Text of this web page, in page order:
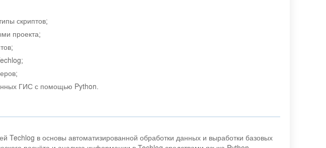
скриптов;
проекта;
ГИС с помощью Python.
Techlog в основы автоматизированной обработки данных и выработки базовых